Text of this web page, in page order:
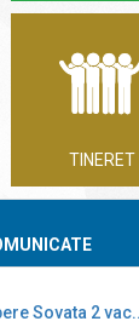
TINERET
Sovata 2